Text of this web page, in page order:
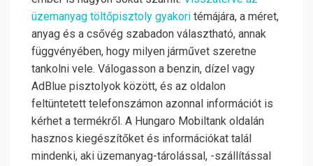
üzemanyag töltőpisztoly gyakori témájára, a méret,
anyag és a csővég szabadon választható, annak
függvényében, hogy milyen járművet szeretne
tankolni vele. Válogasson a benzin, dízel vagy
AdBlue pisztolyok között, és az oldalon
feltüntetett telefonszámon azonnal információt is
kérhet a termékről. A Hungaro Mobiltank oldalán
hasznos kiegészítőket és információkat talál
mindenki, aki üzemanyag-tárolással, -szállítással